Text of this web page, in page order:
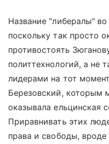
Название "либералы"
поскольку так просто
противостоять
политтехнологий, а не
лидерами на тот
Березовский,
оказывала ельцинская
Приравнивать этих
права и свободы,